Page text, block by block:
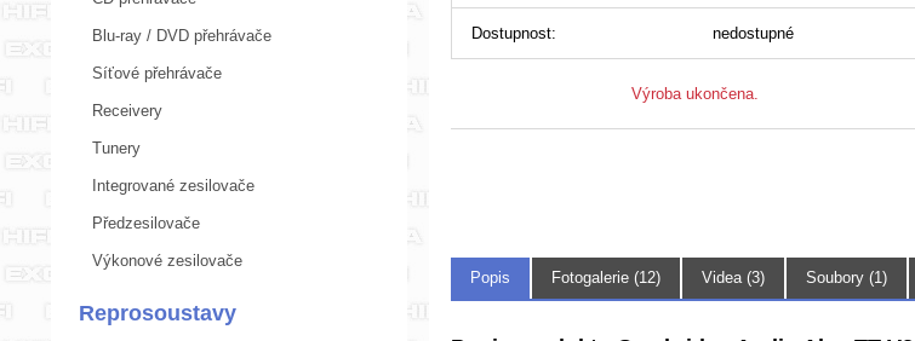
Blu-ray / DVD přehrávače
Síťové přehrávače
Receivery
Tunery
Integrované zesilovače
Předzesilovače
Výkonové zesilovače
Reprosoustavy
Dostupnost: nedostupné
Výroba ukončena.
Popis Fotogalerie (12) Videa (3) Soubory (1)